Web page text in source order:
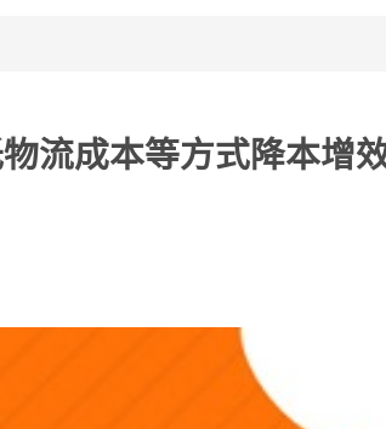
流成本等方式降本增